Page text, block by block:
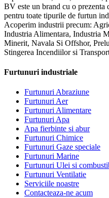
BV este un brand cu o prezenta
pentru toate tipurile de furtun
Acoperim industrii precum:
Industria Alimentara, Industria
Minerit, Navala Si Offshor,
Stingerea Incendiilor si
Furtunuri industriale
Furtunuri Abraziune
Furtunuri Aer
Furtunuri Alimentare
Furtunuri Apa
Apa fierbinte si abur
Furtunuri Chimice
Furtunuri Gaze speciale
Furtunuri Marine
Furtunuri Ulei si
Furtunuri Ventilatie
Serviciile noastre
Contacteaza-ne acum